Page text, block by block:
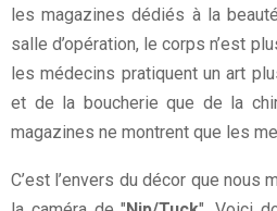
les magazines dédiés à la
salle d’opération, le corps n’est
les médecins pratiquent un art
et de la boucherie que de la
magazines ne montrent que les
C’est l’envers du décor que nous